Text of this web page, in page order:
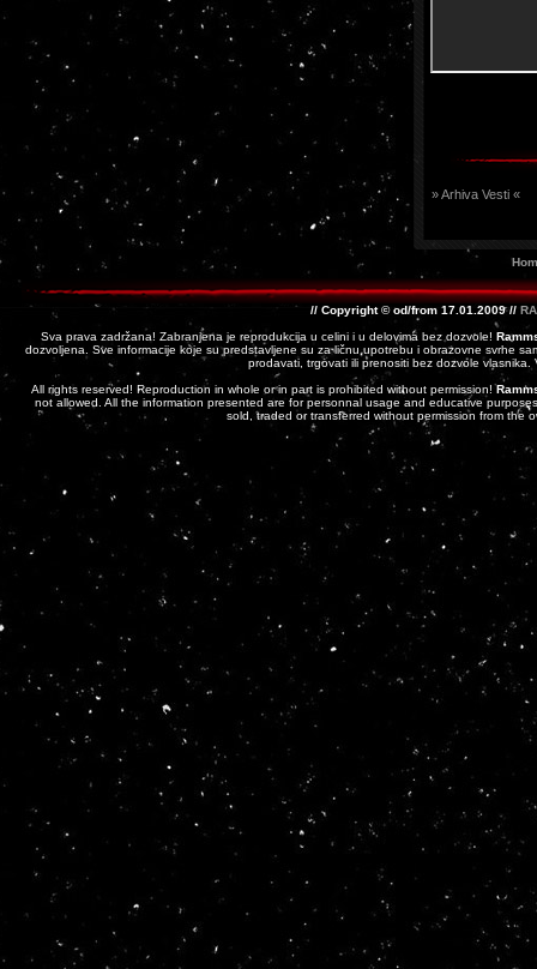
» Arhiva Vesti «
// Copyright © od/from 17.01.2009 //
Sva prava zadržana! Zabranjena je reprodukcija u celini i u delovima bez dozvole!
dozvoljena. Sve informacije koje su predstavljene su za ličnu upotrebu i obrazovne svrhe
prodavati, trgovati ili prenositi bez dozvole
All rights reserved! Reproduction in whole or in part is prohibited without permission!
not allowed. All the information presented are for personnal usage and educative
sold, traded or transferred without permission from the